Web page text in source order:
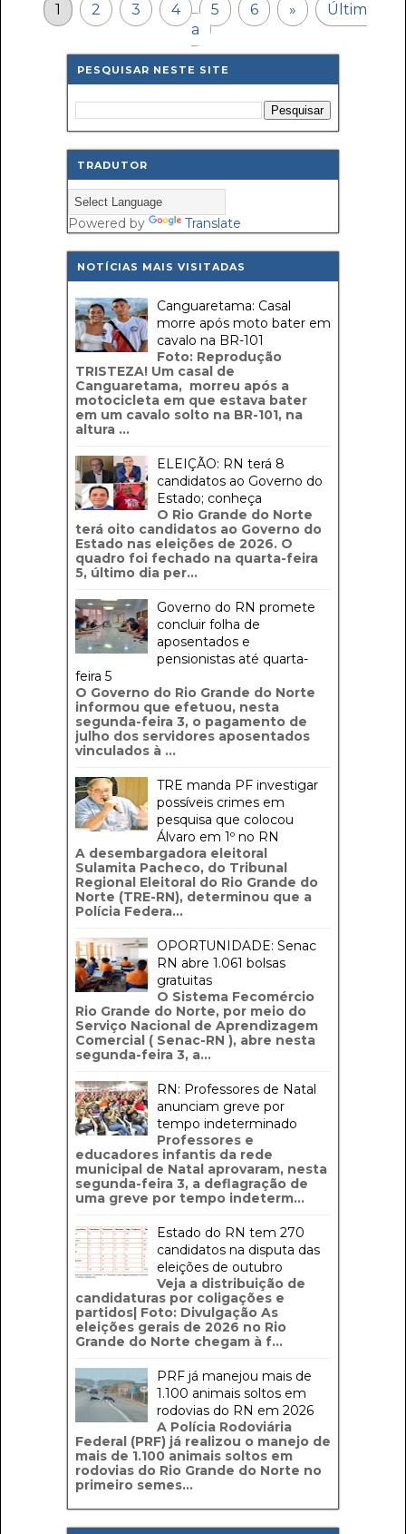
1 2 3 4 5 6 »
Últim
a
PESQUISAR NESTE SITE
TRADUTOR
Powered by Translate
NOTÍCIAS MAIS VISITADAS
Canguaretama: Casal
morre após moto bater em
cavalo na BR-101
Foto: Reprodução
TRISTEZA! Um casal de
Canguaretama, morreu após a
motocicleta em que estava bater
em um cavalo solto na BR-101, na
altura ...
ELEIÇÃO: RN terá 8
candidatos ao Governo do
Estado; conheça
O Rio Grande do Norte
terá oito candidatos ao Governo do
Estado nas eleições de 2026. O
quadro foi fechado na quarta-feira
5, último dia per...
Governo do RN promete
concluir folha de
aposentados e
pensionistas até quarta-
feira 5
O Governo do Rio Grande do Norte
informou que efetuou, nesta
segunda-feira 3, o pagamento de
julho dos servidores aposentados
vinculados à ...
TRE manda PF investigar
possíveis crimes em
pesquisa que colocou
Álvaro em 1º no RN
A desembargadora eleitoral
Sulamita Pacheco, do Tribunal
Regional Eleitoral do Rio Grande do
Norte (TRE-RN), determinou que a
Polícia Federa...
OPORTUNIDADE: Senac
RN abre 1.061 bolsas
gratuitas
O Sistema Fecomércio
Rio Grande do Norte, por meio do
Serviço Nacional de Aprendizagem
Comercial ( Senac-RN ), abre nesta
segunda-feira 3, a...
RN: Professores de Natal
anunciam greve por
tempo indeterminado
Professores e
educadores infantis da rede
municipal de Natal aprovaram, nesta
segunda-feira 3, a deflagração de
uma greve por tempo indeterm...
Estado do RN tem 270
candidatos na disputa das
eleições de outubro
Veja a distribuição de
candidaturas por coligações e
partidos| Foto: Divulgação As
eleições gerais de 2026 no Rio
Grande do Norte chegam à f...
PRF já manejou mais de
1.100 animais soltos em
rodovias do RN em 2026
A Polícia Rodoviária
Federal (PRF) já realizou o manejo de
mais de 1.100 animais soltos em
rodovias do Rio Grande do Norte no
primeiro semes...